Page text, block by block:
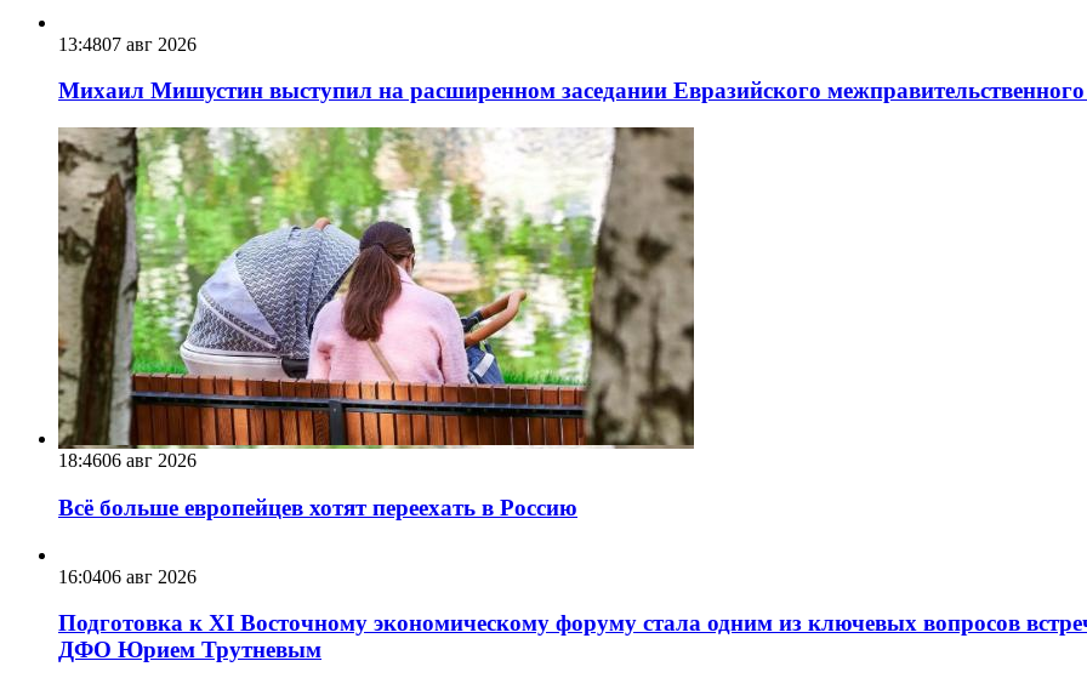
13:4807 авг 2026
Михаил Мишустин выступил на расширенном заседании Евразийского
18:4606 авг 2026
Всё больше европейцев хотят переехать в Россию
16:0406 авг 2026
Подготовка к XI Восточному экономическому форуму стала одним из ключевых вопросов
ДФО Юрием Трутневым